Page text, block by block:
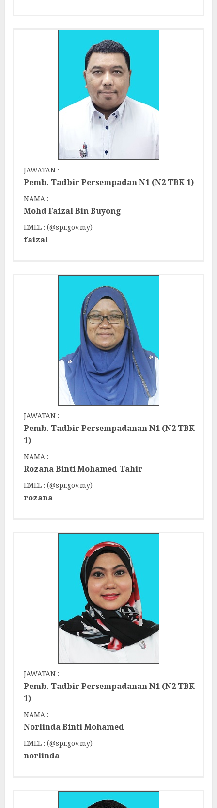
JAWATAN :
Pemb. Tadbir Persempadan N1 (N2 TBK 1)
NAMA :
Mohd Faizal Bin Buyong
EMEL : (@spr.gov.my)
faizal
JAWATAN :
Pemb. Tadbir Persempadanan N1 (N2 TBK
1)
NAMA :
Rozana Binti Mohamed Tahir
EMEL : (@spr.gov.my)
rozana
JAWATAN :
Pemb. Tadbir Persempadanan N1 (N2 TBK
1)
NAMA :
Norlinda Binti Mohamed
EMEL : (@spr.gov.my)
norlinda